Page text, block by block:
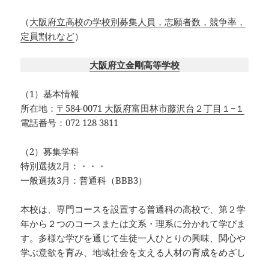
（大阪府立高校の学校別募集人員，志願者数，競争率，
定員割れなど）
大阪府立金剛高等学校
（1）基本情報
所在地： 〒584-0071 大阪府富田林市藤沢台２丁目１−１
電話番号：072 128 3811
（2）募集学科
特別選抜2月：・・・
一般選抜3月：普通科（BBB3）
本校は、専門コースを設置する普通科の高校で、第２学
年から２つのコースまたは文系・理系に分かれて学びま
す。多様な学びを通じて生徒一人ひとりの興味、関心や
学ぶ意欲を育み、地域社会を支える人材の育成をめざし